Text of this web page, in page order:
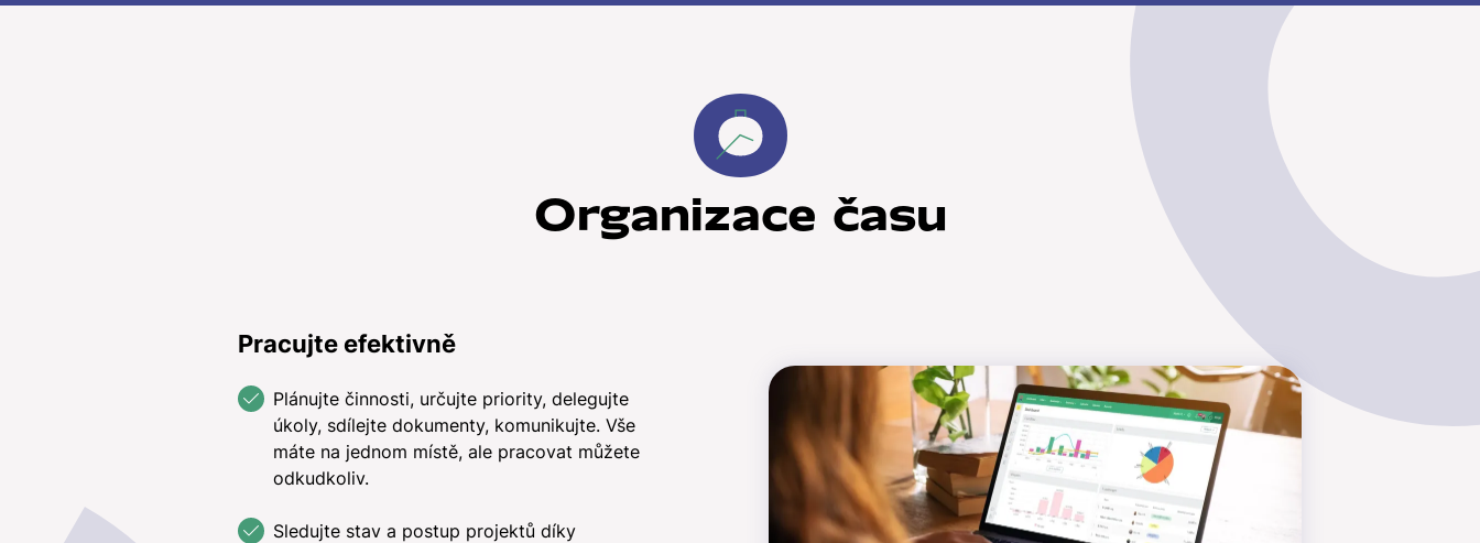
Organizace času
Pracujte efektivně
Plánujte činnosti, určujte priority, delegujte
úkoly, sdílejte dokumenty, komunikujte. Vše
máte na jednom místě, ale pracovat můžete
odkudkoliv.
Sledujte stav a postup projektů díky